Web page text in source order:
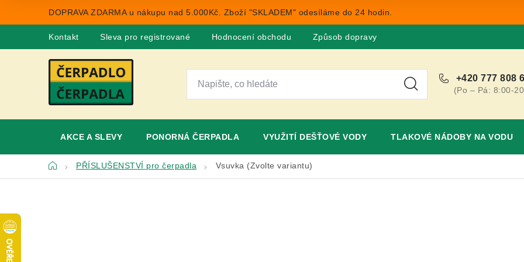
DOPRAVA ZDARMA u nákupu nad 5.000Kč. Zboží "SKLADEM" odesíláme do 24 hodin.
Kontakt Sleva pro registrované Hodnocení obchodu Způsob dopravy
+420 777 808
(Po – Pá: 8:00-
AKCE A SLEVY PONORNÁ ČERPADLA VYUŽITÍ DEŠŤOVÉ VODY TLAKOVÉ NÁDOBY NA VODU
DomůPŘÍSLUŠENSTVÍ pro čerpadla Vsuvka (Zvolte variantu)